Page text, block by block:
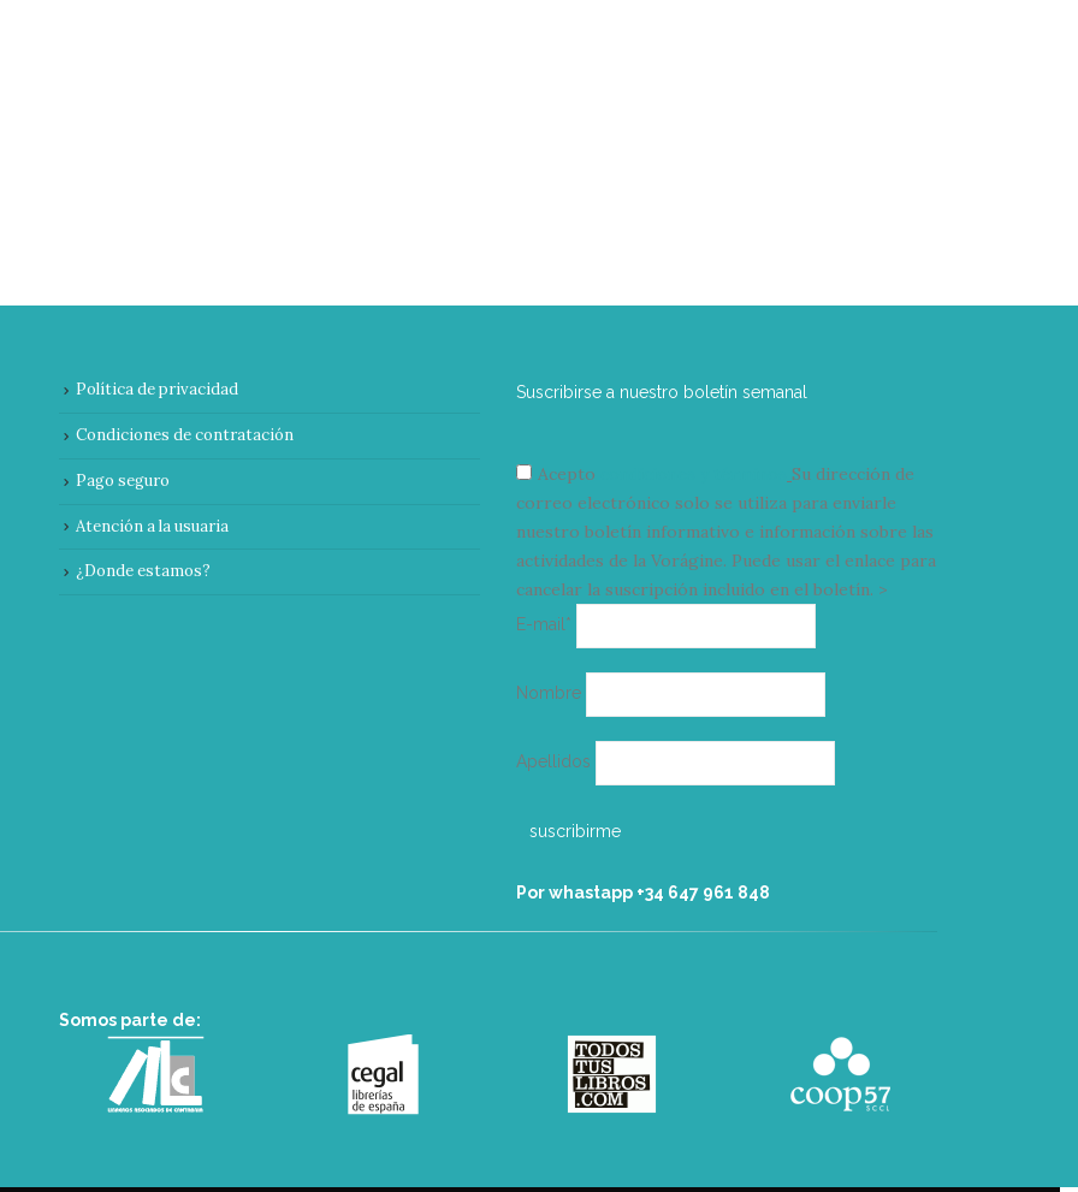
Política de privacidad
Condiciones de contratación
Pago seguro
Atención a la usuaria
¿Donde estamos?
Suscribirse a nuestro boletín semanal
Acepto
Su dirección de
correo electrónico solo se utiliza para enviarle
nuestro boletín informativo e información sobre las
actividades de la Vorágine. Puede usar el enlace para
cancelar la suscripción incluido en el boletín. >
E-mail*
electrónico
Nombre
Apellidos
Por whastapp +34 ‭647 961 848‬
Somos parte de: